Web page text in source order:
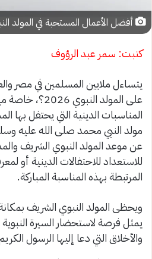
أفضل الأعمال المستحبة في المولد
كتبت: سمر عبد الرؤوف
يتساءل ملايين المسلمين في مصر
على المولد
المناسبات الدينية التي يحتفل
مولد النبي محمد صلى الله عليه
عن موعد المولد النبوي الشريف
للاستعداد للاحتفالات الدينية أو
المرتبطة بهذه المناسبة المباركة.
ويحظى المولد النبوي الشريف
يمثل فرصة لاستحضار السيرة
والأخلاق التي دعا إليها الرسول